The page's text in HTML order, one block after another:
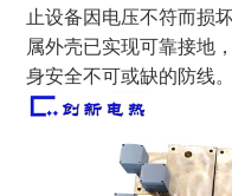
止设备因电压不符而损
属外壳已实现可靠接地
身安全不可或缺的防线。